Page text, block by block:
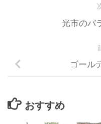
光市のバ
ゴール
おすすめ